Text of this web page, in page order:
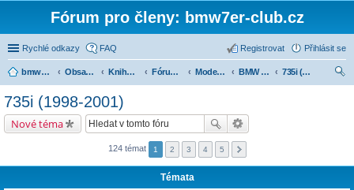
Fórum pro členy: bmw7er-club.cz
Rychlé odkazy FAQ Přihlásit se
Registrovat
bmw7er-club.cz Obsah fóra Knihovna Fórum 7er Modely BMW 7er BMW 7 e38 (1994-2001)
735i (1998-2001)
735i (1998-2001)
Nové téma
124 témat 1 2 3 4 5
Témata